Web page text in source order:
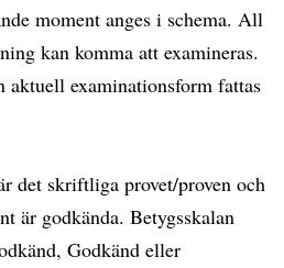
moment anges i schema. All
kan komma att examineras.
aktuell examinationsform fattas
det skriftliga provet/proven och
är godkända. Betygsskalan
Godkänd eller